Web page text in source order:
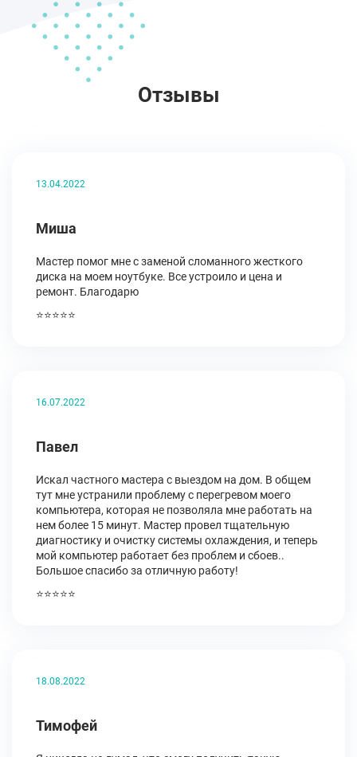
Отзывы
13.04.2022
Миша
Мастер помог мне с заменой сломанного жесткого
диска на моем ноутбуке. Все устроило и цена и
ремонт. Благодарю
⭐⭐⭐⭐⭐
16.07.2022
Павел
Искал частного мастера с выездом на дом. В общем
тут мне устранили проблему с перегревом моего
компьютера, которая не позволяла мне работать на
нем более 15 минут. Мастер провел тщательную
диагностику и очистку системы охлаждения, и теперь
мой компьютер работает без проблем и сбоев..
Большое спасибо за отличную работу!
⭐⭐⭐⭐⭐
18.08.2022
Тимофей